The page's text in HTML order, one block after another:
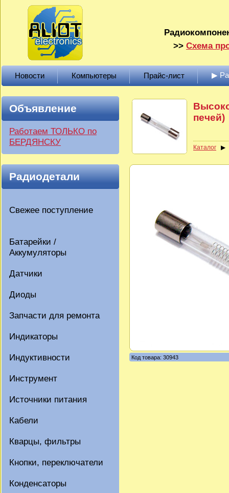
>> Схема
Новости Компьютеры Прайс-лист ▶
Объявление
Работаем ТОЛЬКО по
БЕРДЯНСКУ
Радиодетали
Свежее поступление
Батарейки /
Аккумуляторы
Датчики
Диоды
Запчасти для ремонта
Индикаторы
Индуктивности
Инструмент
Источники питания
Кабели
Кварцы, фильтры
Кнопки, переключатели
Конденсаторы
печей)
Каталог
Код товара: 30943